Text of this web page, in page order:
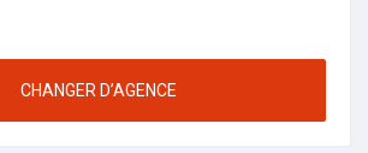
CHANGER D’AGENCE